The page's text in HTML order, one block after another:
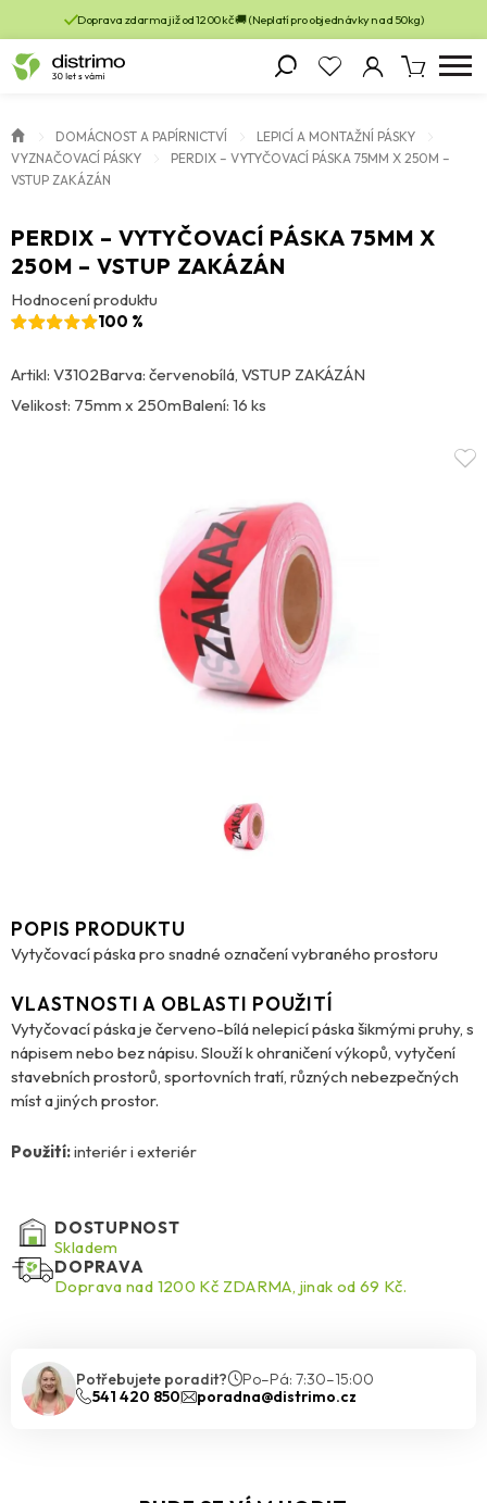
Doprava zdarma již od 1200 kč 🚚 (Neplatí pro objednávky nad 50kg)
DOMÁCNOST A PAPÍRNICTVÍ
LEPICÍ A MONTAŽNÍ PÁSKY
VYZNAČOVACÍ PÁSKY
PERDIX – VYTYČOVACÍ PÁSKA 75MM X 250M –
VSTUP ZAKÁZÁN
PERDIX – VYTYČOVACÍ PÁSKA 75MM X
250M – VSTUP ZAKÁZÁN
Hodnocení produktu
100 %
Artikl: V3102Barva: červenobílá, VSTUP ZAKÁZÁN
Velikost: 75mm x 250mBalení: 16 ks
POPIS PRODUKTU
Vytyčovací páska pro snadné označení vybraného prostoru
VLASTNOSTI A OBLASTI POUŽITÍ
Vytyčovací páska je červeno-bílá nelepicí páska šikmými pruhy, s
nápisem nebo bez nápisu. Slouží k ohraničení výkopů, vytyčení
stavebních prostorů, sportovních tratí, různých nebezpečných
míst a jiných prostor.
Použití:interiér i exteriér
DOSTUPNOST
Skladem
DOPRAVA
Doprava nad 1200 Kč ZDARMA, jinak od 69 Kč.
Potřebujete poradit?
Po–Pá: 7:30–15:00
541 420 850
poradna@distrimo.cz